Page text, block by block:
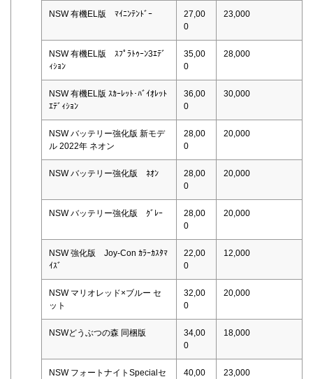
NSW 有機EL版 ﾏｲﾆﾝﾃﾝﾄﾞｰ
27,00
0
23,000
NSW 有機EL版 ｽﾌﾟﾗﾄｩｰﾝ3ｴﾃﾞ
ｨｼｮﾝ
35,00
0
28,000
NSW 有機EL版 ｽｶｰﾚｯﾄ･ﾊﾞｲｵﾚｯﾄ
ｴﾃﾞｨｼｮﾝ
36,00
0
30,000
NSW バッテリー強化版 新モデ
ル 2022年 ネオン
28,00
0
20,000
NSW バッテリー強化版 ﾈｵﾝ
28,00
0
20,000
NSW バッテリー強化版 ｸﾞﾚｰ
28,00
0
20,000
NSW 強化版 Joy-Con ｶﾗｰｶｽﾀﾏ
ｲｽﾞ
22,00
0
12,000
NSW マリオレッド×ブルー セ
ット
32,00
0
20,000
NSWどうぶつの森 同梱版
34,00
0
18,000
NSW フォートナイトSpecialセ
40,00
23,000